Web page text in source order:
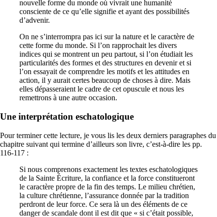
nouvelle forme du monde où vivrait une humanité
consciente de ce qu’elle signifie et ayant des possibilités
d’advenir.
On ne s’interrompra pas ici sur la nature et le caractère de
cette forme du monde. Si l’on rapprochait les divers
indices qui se montrent un peu partout, si l’on étudiait les
particularités des formes et des structures en devenir et si
l’on essayait de comprendre les motifs et les attitudes en
action, il y aurait certes beaucoup de choses à dire. Mais
elles dépasseraient le cadre de cet opuscule et nous les
remettrons à une autre occasion.
Une interprétation eschatologique
Pour terminer cette lecture, je vous lis les deux derniers paragraphes du
chapitre suivant qui termine d’ailleurs son livre, c’est-à-dire les pp.
116-117 :
Si nous comprenons exactement les textes eschatologiques
de la Sainte Écriture, la confiance et la force constitueront
le caractère propre de la fin des temps. Le milieu chrétien,
la culture chrétienne, l’assurance donnée par la tradition
perdront de leur force. Ce sera là un des éléments de ce
danger de scandale dont il est dit que « si c’était possible,